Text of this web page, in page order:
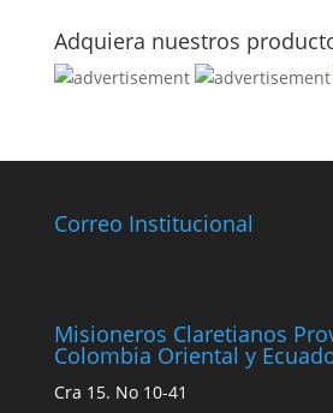
Adquiera nuestros
Correo Institucional
Misioneros Claretianos
Colombia Oriental y
Cra 15. No 10-41